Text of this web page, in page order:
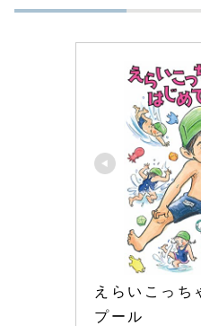
えらいこっち
プール